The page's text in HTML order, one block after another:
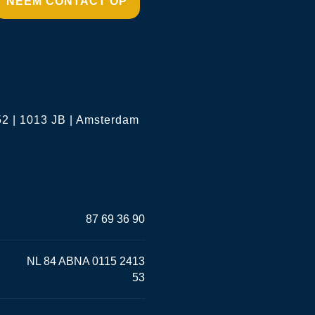
| 1013 JB | Amsterdam
87 69 36 90
NL 84 ABNA 0115 2413
53